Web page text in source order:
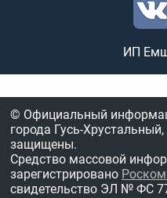
ИП
© Официальный
города Гусь-Хрустальный,
защищены.
Средство массовой
зарегистрировано
свидетельство ЭЛ № ФС